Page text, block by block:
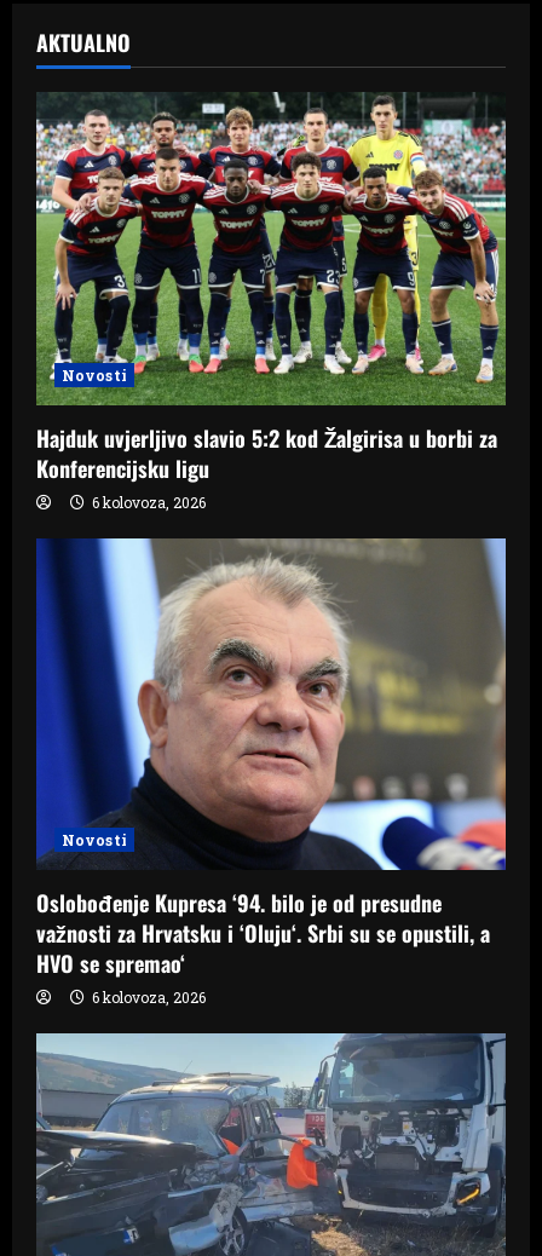
AKTUALNO
Novosti
Hajduk uvjerljivo slavio 5:2 kod Žalgirisa u borbi za
Konferencijsku ligu
6 kolovoza, 2026
Novosti
Oslobođenje Kupresa ‘94. bilo je od presudne
važnosti za Hrvatsku i ‘Oluju‘. Srbi su se opustili, a
HVO se spremao‘
6 kolovoza, 2026